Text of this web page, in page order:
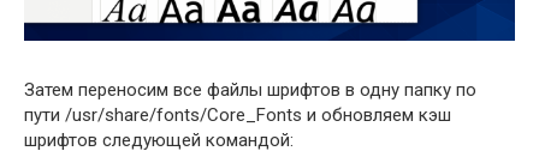
Затем переносим все файлы шрифтов в одну папку по
пути /usr/share/fonts/Core_Fonts и обновляем кэш
шрифтов следующей командой: